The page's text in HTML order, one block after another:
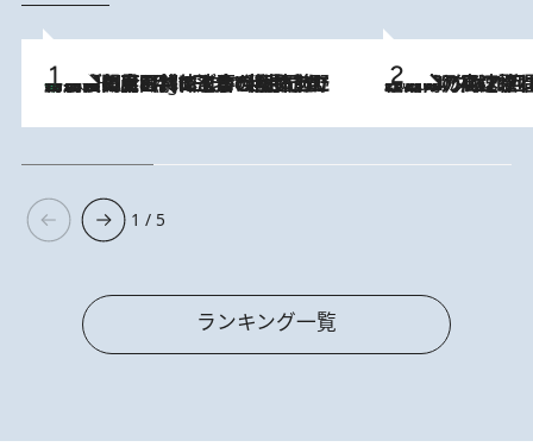
10 Hours Ago
「最後に見られてよかった」上野動物園の東園パンダ舎が解体前に特別公開。8月16日まで延長されたパネル展と共に辿る“半世紀”のパンダ飼育《解体工事の図面あり》 2026.8.7
「湘南乃風に憧れて」観客大盛上がりの“タオル回し”に、ラッパー顔負けの高速歌唱まで…さだまさし（74）のアグレッシブすぎる現在地
1 / 5
ランキング一覧